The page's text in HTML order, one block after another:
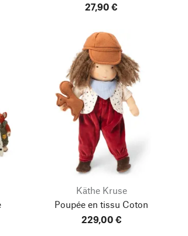
27,90 €
Käthe Kruse
Poupée en tissu Coton
229,00 €